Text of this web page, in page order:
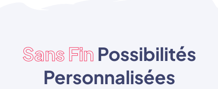
Sans Fin Possibilités
Personnalisées